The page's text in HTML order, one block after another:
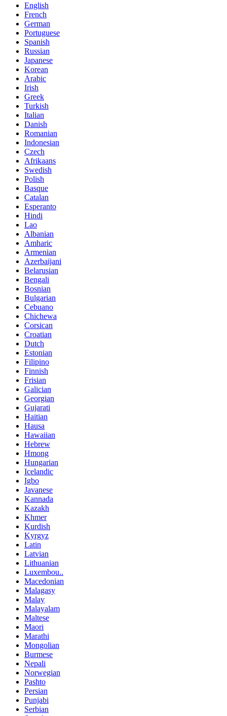
English
French
German
Portuguese
Spanish
Russian
Japanese
Korean
Arabic
Irish
Greek
Turkish
Italian
Danish
Romanian
Indonesian
Czech
Afrikaans
Swedish
Polish
Basque
Catalan
Esperanto
Hindi
Lao
Albanian
Amharic
Armenian
Azerbaijani
Belarusian
Bengali
Bosnian
Bulgarian
Cebuano
Chichewa
Corsican
Croatian
Dutch
Estonian
Filipino
Finnish
Frisian
Galician
Georgian
Gujarati
Haitian
Hausa
Hawaiian
Hebrew
Hmong
Hungarian
Icelandic
Igbo
Javanese
Kannada
Kazakh
Khmer
Kurdish
Kyrgyz
Latin
Latvian
Lithuanian
Luxembou..
Macedonian
Malagasy
Malay
Malayalam
Maltese
Maori
Marathi
Mongolian
Burmese
Nepali
Norwegian
Pashto
Persian
Punjabi
Serbian